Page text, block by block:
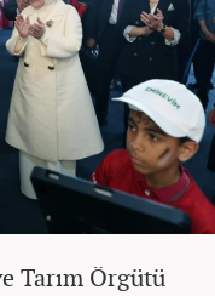
Tarım Örgütü